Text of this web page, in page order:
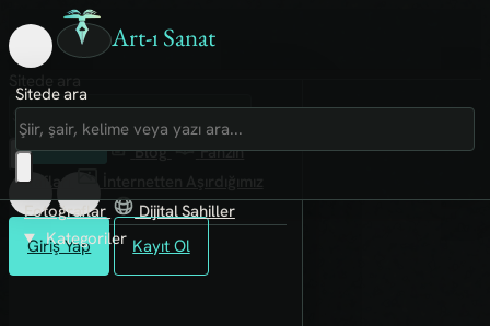
Art-ı Sanat
Giriş Yap Kayıt Ol
Sitede ara
Art-ı Sosyal
İmece
Kütüphane
Blog
Fanzin
Rafları
Fotoğraflar
Dijital Sahiller
Kategoriler